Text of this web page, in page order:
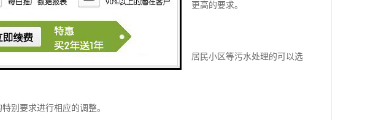
对污水处理设施的建设和设备的更新换代提出了更高的要求。
理的价格，正逐渐成为济南市各类企事业单位、居民小区等污水处理的可以选
别要求进行相应的调整。